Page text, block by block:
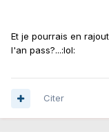
Et je pourrais en
l'an pass?...:lol:
Citer